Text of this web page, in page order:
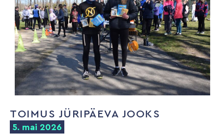
TOIMUS JÜRIPÄEVA JOOKS
5. mai 2026